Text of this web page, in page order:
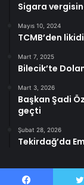
Sigara
Mayıs 10, 2024
TCMB’den
Mart 7, 2025
Bilecik’te
Mart 3, 2026
Başkan Şadi
geçti
Şubat 28, 2026
Tekirdağ’da